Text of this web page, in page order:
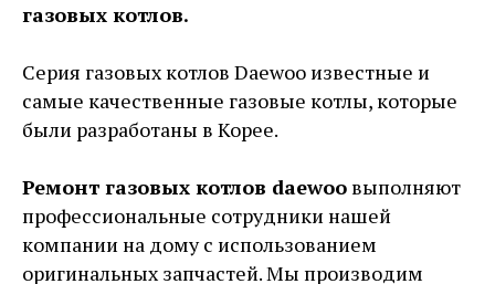
газовых котлов.
Серия газовых котлов Daewoo известные и
самые качественные газовые котлы, которые
были разработаны в Корее.
Ремонт газовых котлов daewooвыполняют
профессиональные сотрудники нашей
компании на дому с использованием
оригинальных запчастей. Мы производим